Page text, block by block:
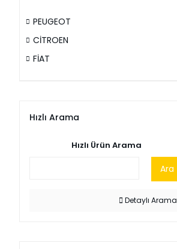
PEUGEOT
CİTROEN
FİAT
Hızlı Arama
Hızlı Ürün Arama
Ara
Detaylı Arama